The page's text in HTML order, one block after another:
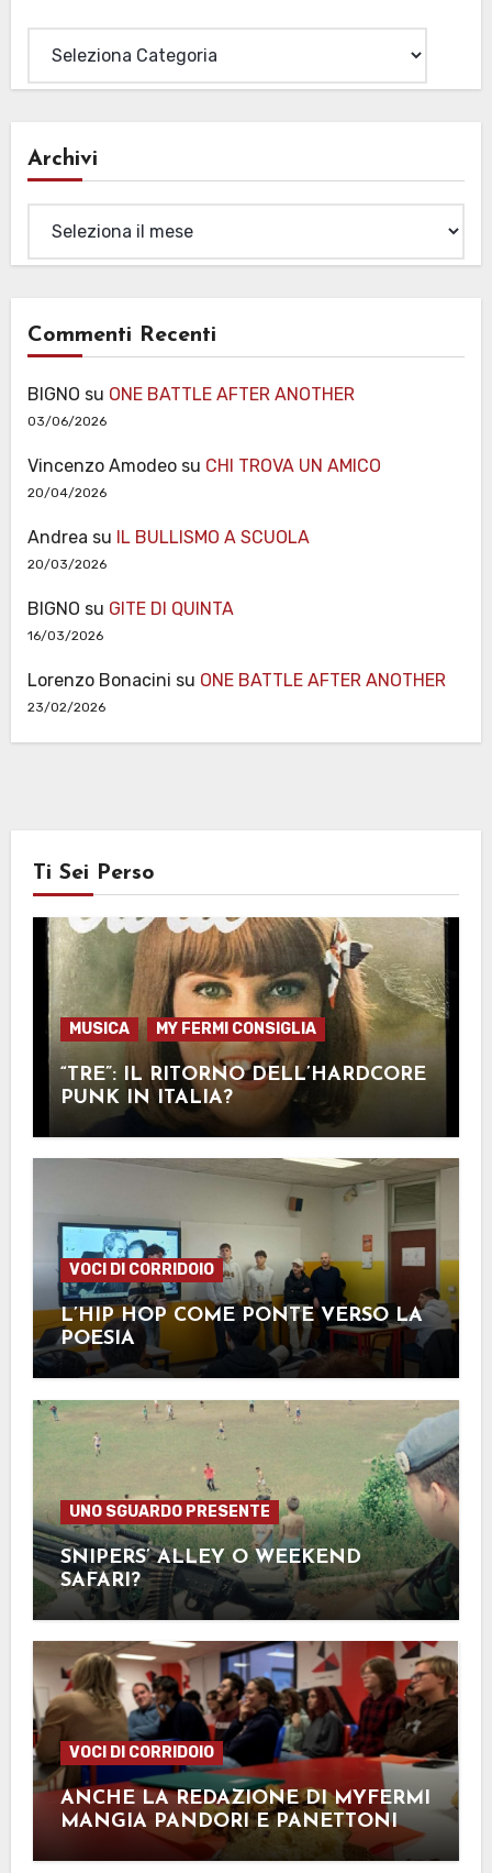
Archivi
Commenti Recenti
BIGNO su ONE BATTLE AFTER ANOTHER
03/06/2026
Vincenzo Amodeosu CHI TROVA UN AMICO
20/04/2026
Andrea su IL BULLISMO A SCUOLA
20/03/2026
BIGNO su GITE DI QUINTA
16/03/2026
Lorenzo Bonacini su ONE BATTLE AFTER ANOTHER
23/02/2026
Ti Sei Perso
MUSICA MY FERMI CONSIGLIA
“TRE”: IL RITORNO DELL’HARDCORE
PUNK IN ITALIA?
VOCI DI CORRIDOIO
L’HIP HOP COME PONTE VERSO LA
POESIA
UNO SGUARDO PRESENTE
SNIPERS’ ALLEY O WEEKEND
SAFARI?
VOCI DI CORRIDOIO
ANCHE LA REDAZIONE DI MYFERMI
MANGIA PANDORI E PANETTONI